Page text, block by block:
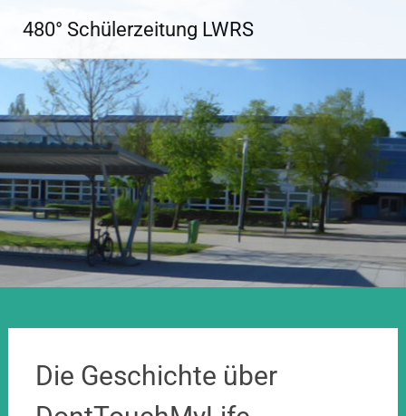
Inhalt
springen
480° Schülerzeitung LWRS
Die Geschichte über